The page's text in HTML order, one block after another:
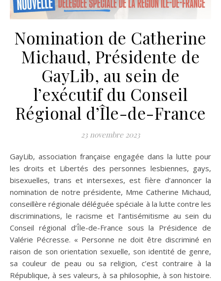
Nomination de Catherine
Michaud, Présidente de
GayLib, au sein de
l’exécutif du Conseil
Régional d’Île-de-France
23 novembre 2023
GayLib, association française engagée dans la lutte pour
les droits et Libertés des personnes lesbiennes, gays,
bisexuelles, trans et intersexes, est fière d’annoncer la
nomination de notre présidente, Mme Catherine Michaud,
conseillère régionale déléguée spéciale à la lutte contre les
discriminations, le racisme et l’antisémitisme au sein du
Conseil régional d’Île-de-France sous la Présidence de
Valérie Pécresse. « Personne ne doit être discriminé en
raison de son orientation sexuelle, son identité de genre,
sa couleur de peau ou sa religion, c’est contraire à la
République, à ses valeurs, à sa philosophie, à son histoire.